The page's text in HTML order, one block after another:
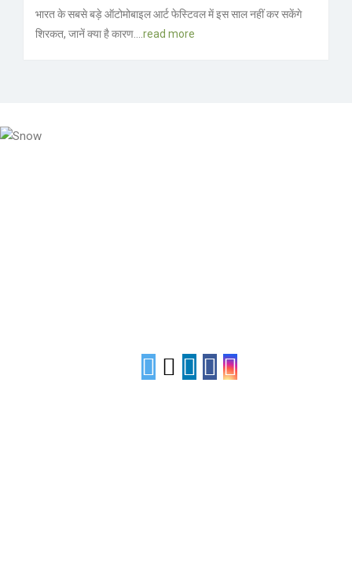
भारत के सबसे बड़े ऑटोमोबाइल आर्ट फेस्टिवल में इस साल नहीं कर सकेंगे
शिरकत, जानें क्या है कारण.... read more